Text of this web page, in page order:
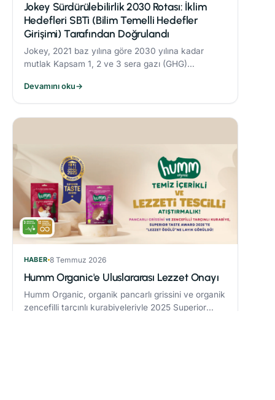
Jokey Sürdürülebilirlik 2030 Rotası: İklim
Hedefleri SBTi (Bilim Temelli Hedefler
Girişimi) Tarafından Doğrulandı
Jokey, 2021 baz yılına göre 2030 yılına kadar
mutlak Kapsam 1, 2 ve 3 sera gazı (GHG)
etmektedir.
Devamını oku→
HABER 8 Temmuz 2026
Humm Organic'e Uluslararası Lezzet Onayı
Humm Organic, organik pancarlı grissini ve organik
zencefilli tarçınlı kurabiyeleriyle 2025 Superior